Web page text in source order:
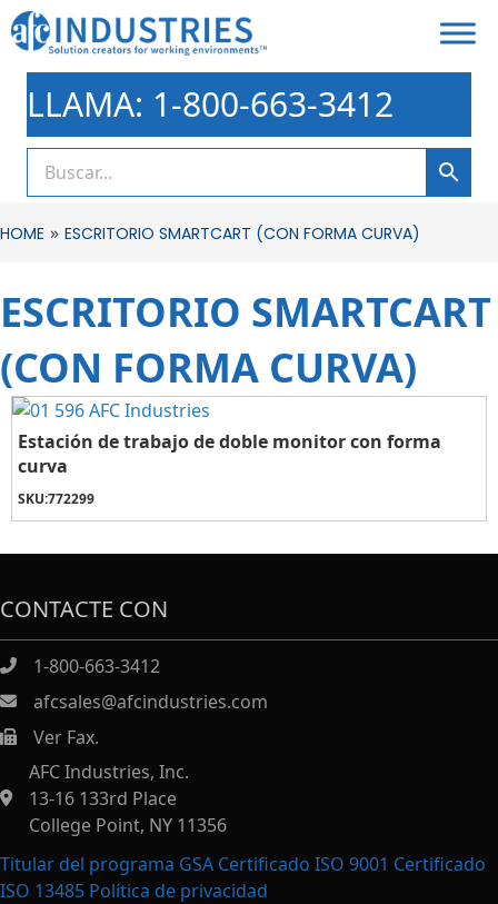
LLAMA: 1-800-663-3412
HOME » ESCRITORIO SMARTCART (CON FORMA CURVA)
ESCRITORIO SMARTCART
(CON FORMA CURVA)
Estación de trabajo de doble monitor con forma
curva
SKU:772299
CONTACTE CON
1-800-663-3412
afcsales@afcindustries.com
https://afcindustries.com/contact/#:~:text=Fax
Ver Fax.
AFC Industries, Inc.
13-16 133rd Place
College Point, NY 11356
Titular del programa GSA Certificado ISO 9001 Certificado
ISO 13485 Política de privacidad